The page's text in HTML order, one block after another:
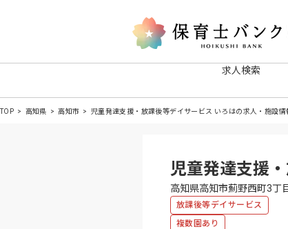
求人検索
TOP 高知県 高知市 児童発達支援・放課後等デイサービス いろはの求人・施設情
児童発達支援
高知県高知市薊野西町3丁
放課後等デイサービス
複数園あり